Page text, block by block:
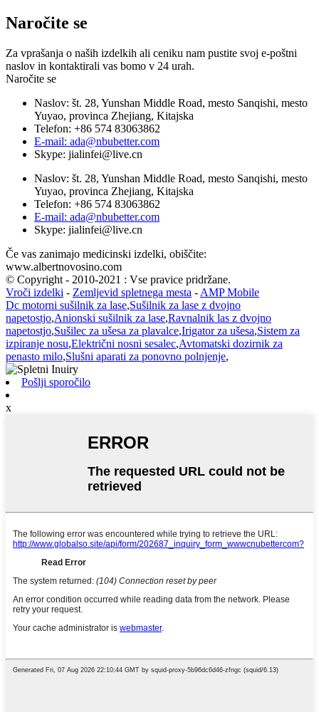
Naročite se
Za vprašanja o naših izdelkih ali ceniku nam pustite svoj e-poštni
naslov in kontaktirali vas bomo v 24 urah.
Naročite se
Naslov: št. 28, Yunshan Middle Road, mesto Sanqishi, mesto
Yuyao, provinca Zhejiang, Kitajska
Telefon: +86 574 83063862
E-mail: ada@nbubetter.com
Skype: jialinfei@live.cn
Naslov: št. 28, Yunshan Middle Road, mesto Sanqishi, mesto
Yuyao, provinca Zhejiang, Kitajska
Telefon: +86 574 83063862
E-mail: ada@nbubetter.com
Skype: jialinfei@live.cn
Če vas zanimajo medicinski izdelki, obiščite:
www.albertnovosino.com
© Copyright - 2010-2021 : Vse pravice pridržane.
Vroči izdelki - Zemljevid spletnega mesta - AMP Mobile
Dc motorni sušilnik za lase,Sušilnik za lase z dvojno
napetostjo,Anionski sušilnik za lase,Ravnalnik las z dvojno
napetostjo,Sušilec za ušesa za plavalce,Irigator za ušesa,Sistem za
izpiranje nosu,Električni nosni sesalec,Avtomatski dozirnik za
penasto milo,Slušni aparati za ponovno polnjenje,
Pošlji sporočilo
x